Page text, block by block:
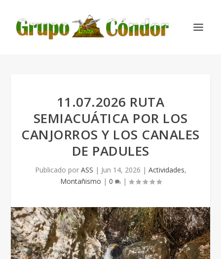
11.07.2026 RUTA
SEMIACUÁTICA POR LOS
CANJORROS Y LOS CANALES
DE PADULES
Publicado por ASS | Jun 14, 2026 | Actividades,
Montañismo | 0 |